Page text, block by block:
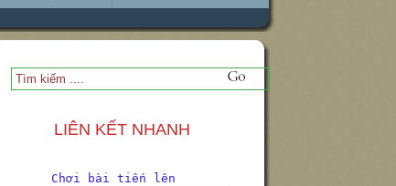
LIÊN KẾT NHANH
Chơi bài tiến lên